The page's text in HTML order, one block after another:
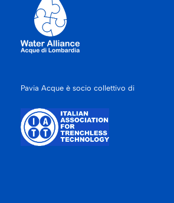
Pavia Acque è socio collettivo di